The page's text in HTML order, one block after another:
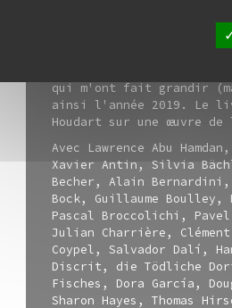
rédigés par les
transdisciplinaire du
qui m'ont fait grandir
ainsi l'année 2019. Le
Houdart sur une œuvre
Avec Lawrence Abu
Xavier Antin, Silvia
Becher, Alain Bernardini,
Bock, Guillaume Boulley,
Pascal Broccolichi,
Julian Charrière,
Coypel, Salvador Dalí,
Discrit, die Tödliche
Fisches, Dora García,
Sharon Hayes, Thomas